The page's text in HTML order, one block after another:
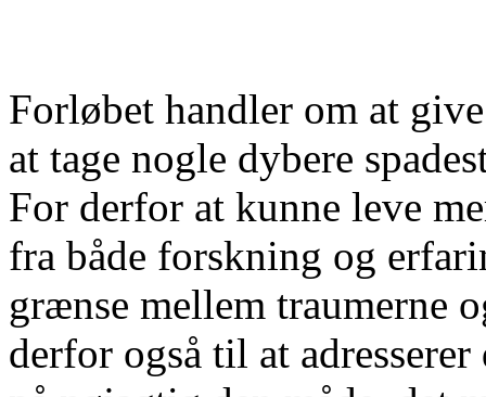
Forløbet handler om at
at tage nogle dybere
For derfor at kunne leve
fra både forskning og
grænse mellem traumerne
derfor også til at